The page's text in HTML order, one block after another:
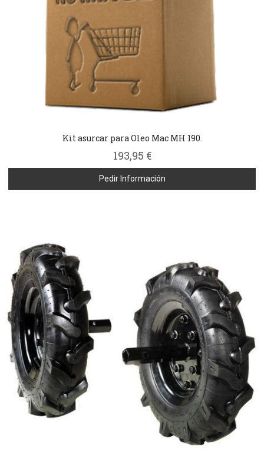
Kit asurcar para Oleo Mac MH 190.
193,95 €
Pedir Información